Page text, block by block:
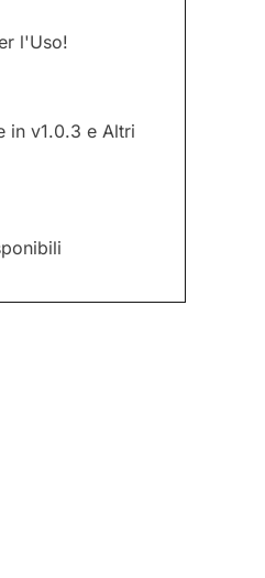
l'Uso!
in v1.0.3 e Altri